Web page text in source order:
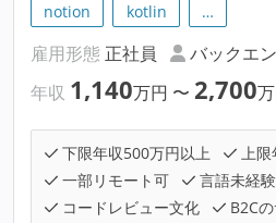
notion
kotlin …
雇用形態 正社員 バックエ
年収 1,140万円 〜 2,700
下限年収500万円以上
上限
一部リモート可
言語未経
コードレビュー文化
B2C